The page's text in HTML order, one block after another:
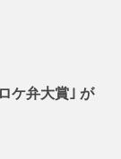
ケ弁大賞｣ が